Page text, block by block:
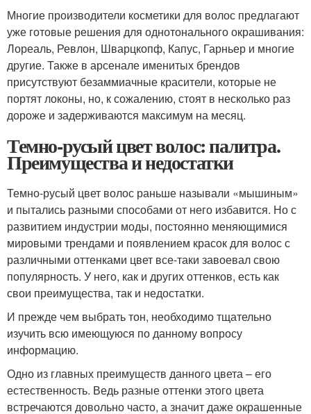
Многие производители косметики для волос предлагают
уже готовые решения для однотонального окрашивания:
Лореаль, Ревлон, Шварцкопф, Капус, Гарньер и многие
другие. Также в арсенале именитых брендов
присутствуют безаммиачные красители, которые не
портят локоны, но, к сожалению, стоят в несколько раз
дороже и задерживаются максимум на месяц.
Темно-русый цвет волос: палитра.
Преимущества и недостатки
Темно-русый цвет волос раньше называли «мышиным»
и пытались разными способами от него избавится. Но с
развитием индустрии моды, постоянно меняющимися
мировыми трендами и появлением красок для волос с
различными оттенками цвет все-таки завоевал свою
популярность. У него, как и других оттенков, есть как
свои преимущества, так и недостатки.
И прежде чем выбрать тон, необходимо тщательно
изучить всю имеющуюся по данному вопросу
информацию.
Одно из главных преимуществ данного цвета – его
естественность. Ведь разные оттенки этого цвета
встречаются довольно часто, а значит даже окрашенные